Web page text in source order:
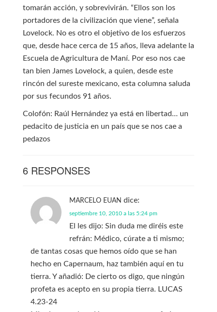
tomarán acción, y sobrevivirán. “Ellos son los
portadores de la civilización que viene”, señala
Lovelock. No es otro el objetivo de los esfuerzos
que, desde hace cerca de 15 años, lleva adelante la
Escuela de Agricultura de Maní. Por eso nos cae
tan bien James Lovelock, a quien, desde este
rincón del sureste mexicano, esta columna saluda
por sus fecundos 91 años.
Colofón: Raúl Hernández ya está en libertad… un
pedacito de justicia en un país que se nos cae a
pedazos
6 RESPONSES
MARCELO EUAN dice:
septiembre 10, 2010 a las 5:24 pm
El les dijo: Sin duda me diréis este
refrán: Médico, cúrate a ti mismo;
de tantas cosas que hemos oído que se han
hecho en Capernaum, haz también aquí en tu
tierra. Y añadió: De cierto os digo, que ningún
profeta es acepto en su propia tierra. LUCAS
4.23-24